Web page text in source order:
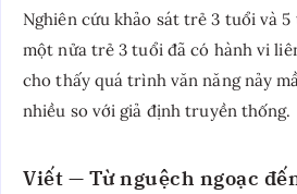
Nghiên cứu khảo sát trẻ 3 tuổi và
một nửa trẻ 3 tuổi đã có hành vi
cho thấy quá trình văn năng nảy
nhiều so với giả định truyền thống.
Viết — Từ nguệch ngoạc